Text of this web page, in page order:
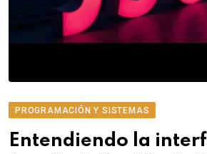
PROGRAMACIÓN Y SISTEMAS
Entendiendo la